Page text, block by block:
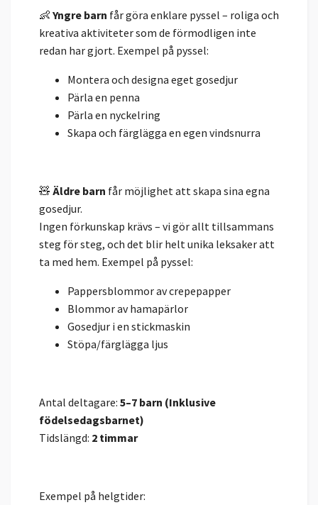
👶 Yngre barn får göra enklare pyssel – roliga och
kreativa aktiviteter som de förmodligen inte
redan har gjort. Exempel på pyssel:
Montera och designa eget gosedjur
Pärla en penna
Pärla en nyckelring
Skapa och färglägga en egen vindsnurra
🧸 Äldre barn får möjlighet att skapa sina egna
gosedjur.
Ingen förkunskap krävs – vi gör allt tillsammans
steg för steg, och det blir helt unika leksaker att
ta med hem. Exempel på pyssel:
Pappersblommor av crepepapper
Blommor av hamapärlor
Gosedjur i en stickmaskin
Stöpa/färglägga ljus
Antal deltagare: 5–7 barn (Inklusive
födelsedagsbarnet)
Tidslängd: 2 timmar
Exempel på helgtider: